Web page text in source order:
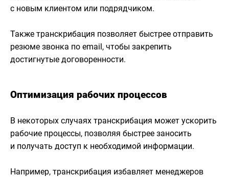
с новым клиентом или подрядчиком.
Также транскрибация позволяет быстрее отправить
резюме звонка по email, чтобы закрепить
достигнутые договоренности.
Оптимизация рабочих процессов
В некоторых случаях транскрибация может ускорить
рабочие процессы, позволяя быстрее заносить
и получать доступ к необходимой информации.
Например, транскрибация избавляет менеджеров